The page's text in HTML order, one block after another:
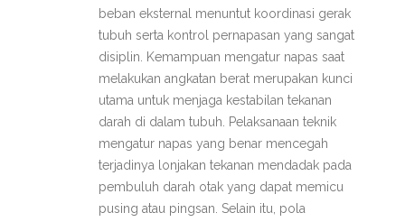
beban eksternal menuntut koordinasi gerak
tubuh serta kontrol pernapasan yang sangat
disiplin. Kemampuan mengatur napas saat
melakukan angkatan berat merupakan kunci
utama untuk menjaga kestabilan tekanan
darah di dalam tubuh. Pelaksanaan teknik
mengatur napas yang benar mencegah
terjadinya lonjakan tekanan mendadak pada
pembuluh darah otak yang dapat memicu
pusing atau pingsan. Selain itu, pola